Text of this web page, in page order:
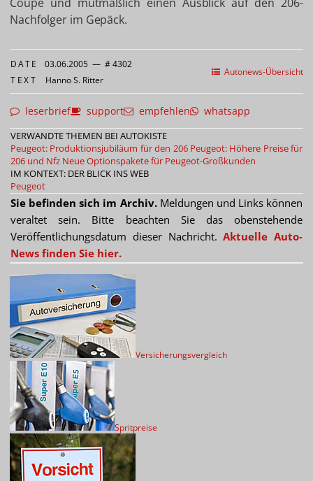
Coupé und mutmaßlich einen Ausblick auf den 206-
Nachfolger im Gepäck.
Autonews-Übersicht
DATE 03.06.2005 — # 4302
TEXT Hanno S. Ritter
leserbrief support empfehlen whatsapp
VERWANDTE THEMEN BEI AUTOKISTE
Peugeot: Produktionsjubiläum für den 206 Peugeot: Höhere Preise für
206 und Nfz Neue Optionspakete für Peugeot-Großkunden
IM KONTEXT: DER BLICK INS WEB
Peugeot
Sie befinden sich im Archiv.Meldungen und Links können
veraltet sein. Bitte beachten Sie das obenstehende
Veröffentlichungsdatum dieser Nachricht.Aktuelle Auto-
News finden Sie hier.
Versicherungsvergleich
Spritpreise